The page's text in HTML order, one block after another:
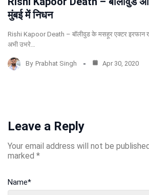
मुंबई में निधन
Rishi Kapoor Death – बॉलीवुड के मसहूर एक्टर इरफान
अभी उभरे…
By Prabhat Singh Apr 30, 2020
Leave a Reply
Your email address will not be
marked *
Name*